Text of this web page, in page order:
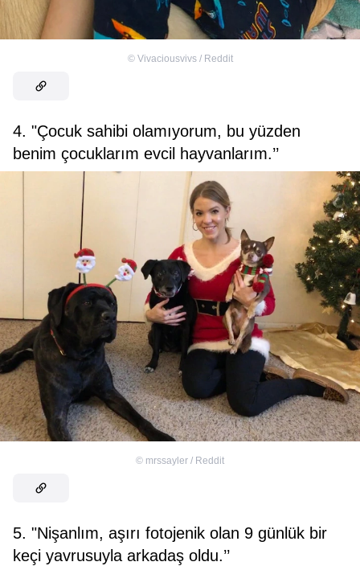
© Vivaciousvivs / Reddit
4. "Çocuk sahibi olamıyorum, bu yüzden
benim çocuklarım evcil hayvanlarım.’’
© mrssayler / Reddit
5. "Nişanlım, aşırı fotojenik olan 9 günlük bir
keçi yavrusuyla arkadaş oldu.’’